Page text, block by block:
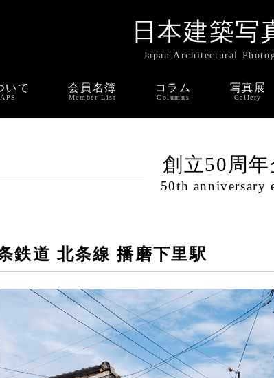
日本建築写
Japan Architectural
いて 会員名簿
Member List
コラム
Columns
写真展
Gallery
創立50周年
50th anniversary
鉄道 北条線 播磨下里駅